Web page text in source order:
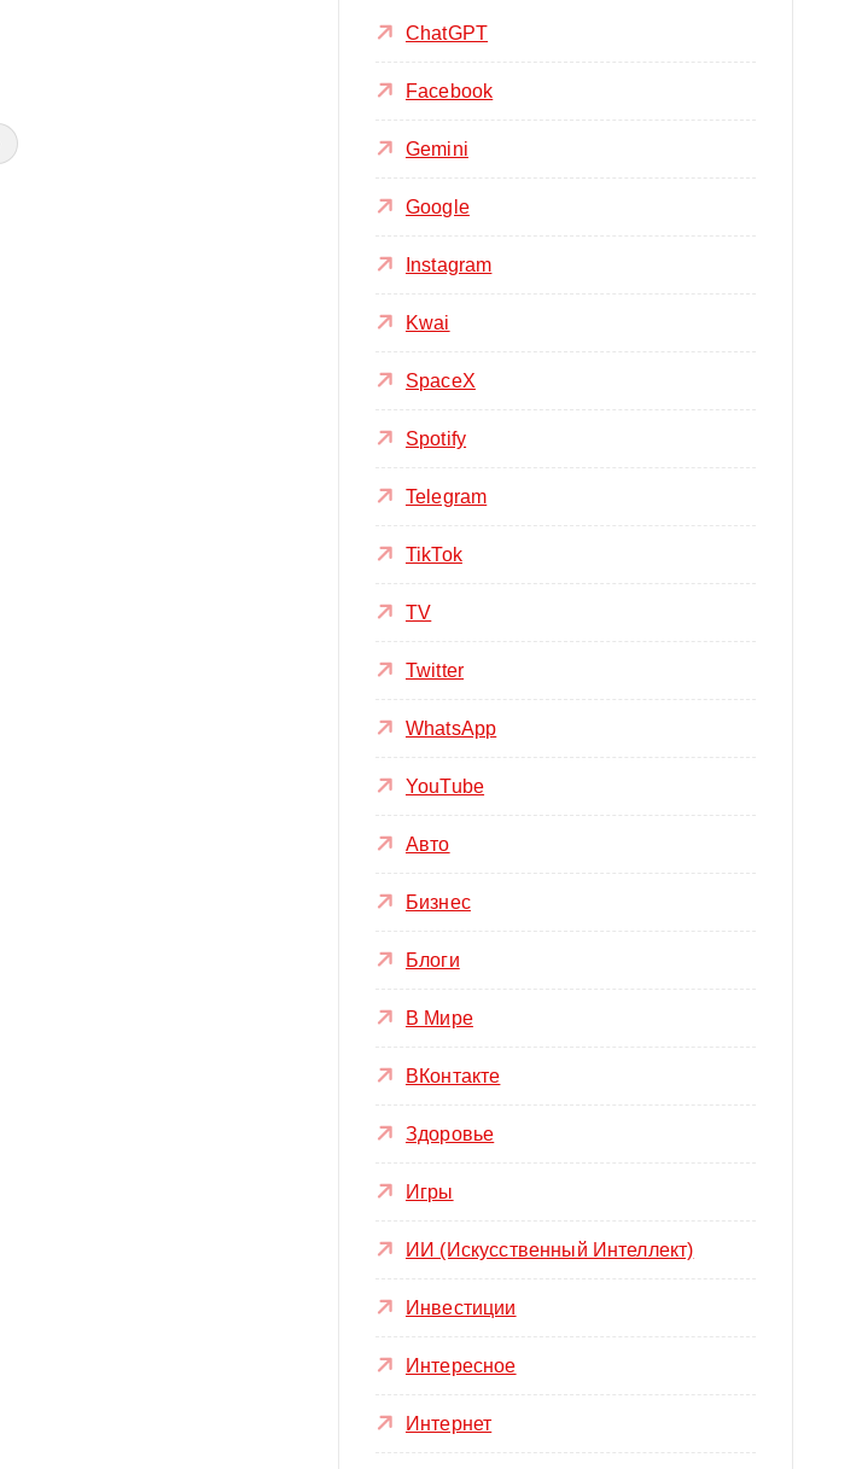
ChatGPT
Facebook
Gemini
Google
Instagram
Kwai
SpaceX
Spotify
Telegram
TikTok
TV
Twitter
WhatsApp
YouTube
Авто
Бизнес
Блоги
В Мире
ВКонтакте
Здоровье
Игры
ИИ (Искусственный Интеллект)
Инвестиции
Интересное
Интернет